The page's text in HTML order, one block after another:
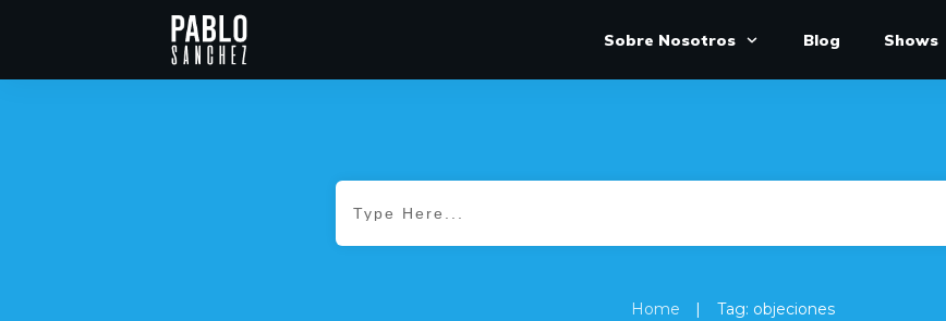
Sobre Nosotros Blog Shows
Home | Tag: objeciones